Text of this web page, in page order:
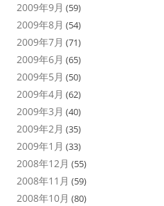
2009年9月 (59)
2009年8月 (54)
2009年7月 (71)
2009年6月 (65)
2009年5月 (50)
2009年4月 (62)
2009年3月 (40)
2009年2月 (35)
2009年1月 (33)
2008年12月 (55)
2008年11月 (59)
2008年10月 (80)